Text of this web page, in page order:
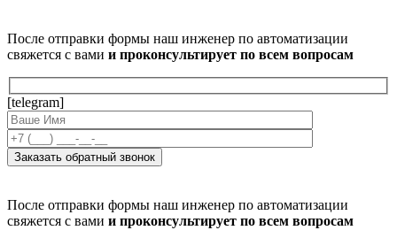
После отправки формы наш инженер по автоматизации
свяжется с вами и проконсультирует по всем вопросам
[telegram]
После отправки формы наш инженер по автоматизации
свяжется с вами и проконсультирует по всем вопросам